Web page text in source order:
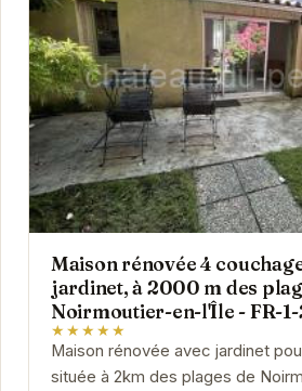
Maison rénovée 4
jardinet, à 2000 m des
Noirmoutier-en-l'Île - FR-1-
★★★★★
Maison rénovée avec jardinet
située à 2km des plages de